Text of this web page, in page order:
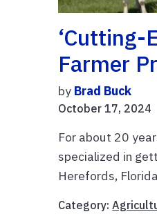
‘Cutting-
Farmer
by Brad Buck
October 17, 2024
For about 20
specialized in
Herefords,
Category: